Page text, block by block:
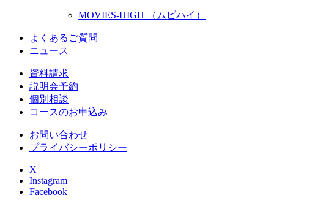
MOVIES-HIGH （ムビハイ）
よくあるご質問
ニュース
資料請求
説明会予約
個別相談
コースのお申込み
お問い合わせ
プライバシーポリシー
X
Instagram
Facebook